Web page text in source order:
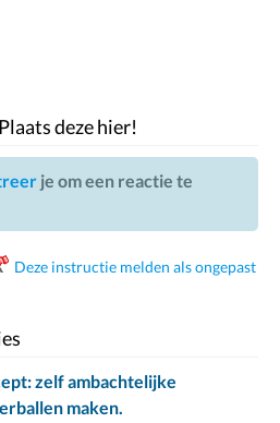
deze hier!
je om een reactie te
Deze instructie melden als ongepast
zelf ambachtelijke
maken.